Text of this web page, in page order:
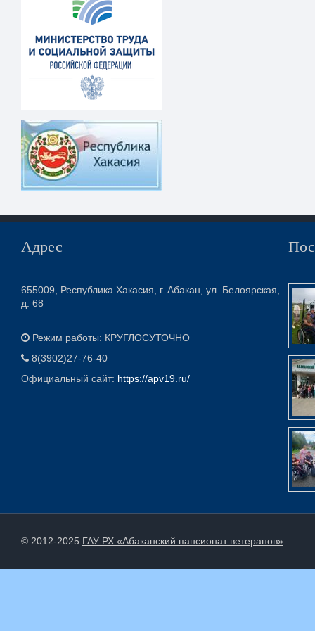
Адрес
655009, Республика Хакасия, г. Абакан, ул. Белоярская,
д. 68
Режим работы: КРУГЛОСУТОЧНО
8(3902)27-76-40
Официальный сайт: https://apv19.ru/
© 2012-2025 ГАУ РХ «Абаканский пансионат ветеранов»